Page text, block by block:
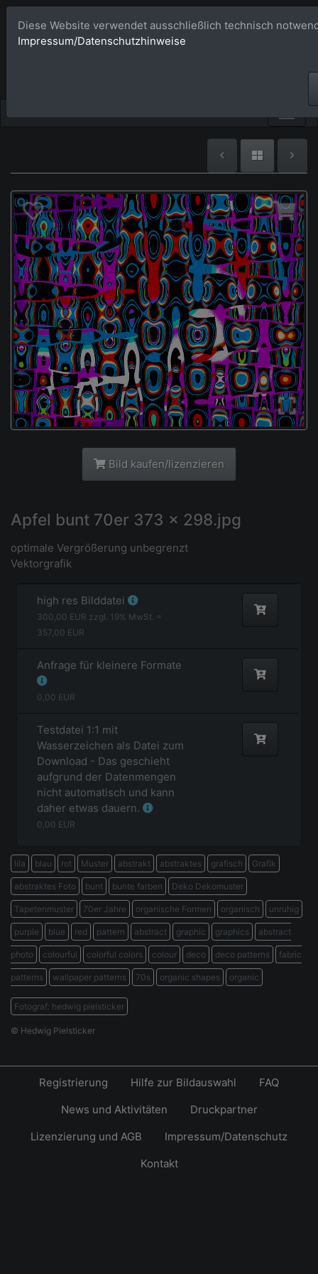
Bildagentur
Bild kaufen/lizenzieren
Apfel bunt 70er 373 x 298.jpg
optimale Vergrößerung unbegrenzt
Vektorgrafik
high res Bilddatei
300,00 EUR zzgl. 19% MwSt. =
357,00 EUR
Anfrage für kleinere Formate
0,00 EUR
Testdatei 1:1 mit
Wasserzeichen als Datei zum
Download - Das geschieht
aufgrund der Datenmengen
nicht automatisch und kann
daher etwas dauern.
0,00 EUR
lila blau rot Muster abstrakt abstraktes grafisch Grafik
abstraktes Foto bunt bunte farben Deko Dekomuster
Tapetenmuster 70er Jahre organische Formen organisch unruhig
purple blue red pattern abstract graphic graphics abstract
photo colourful colorful colors colour deco deco patterns fabric
patterns wallpaper patterns 70s organic shapes organic
Fotograf: hedwig pielsticker
© Hedwig Pielsticker
Diese Website verwendet ausschließlich technisch
Impressum/Datenschutzhinweise
Registrierung Hilfe zur Bildauswahl
FAQ
News und Aktivitäten
Druckpartner
Lizenzierung und AGB
Impressum/Datenschutz
Kontakt